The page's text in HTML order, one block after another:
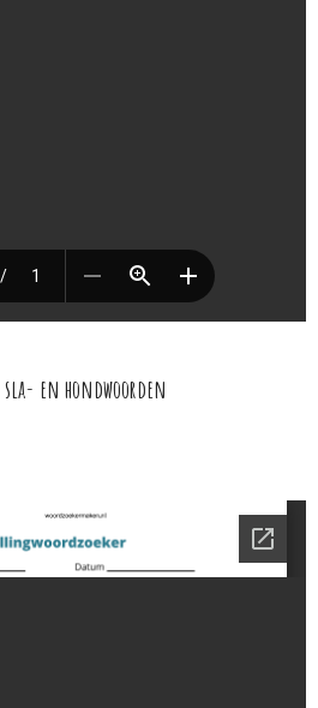
sla- en hondwoorden